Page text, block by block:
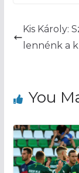
Kis Károly:
lennénk a
You